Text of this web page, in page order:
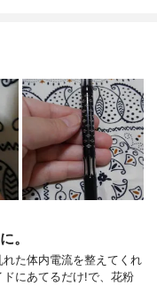
。
た体内電流を整えてくれ
にあてるだけ!で、花粉